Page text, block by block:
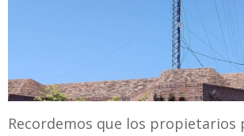
Recordemos que los propietarios